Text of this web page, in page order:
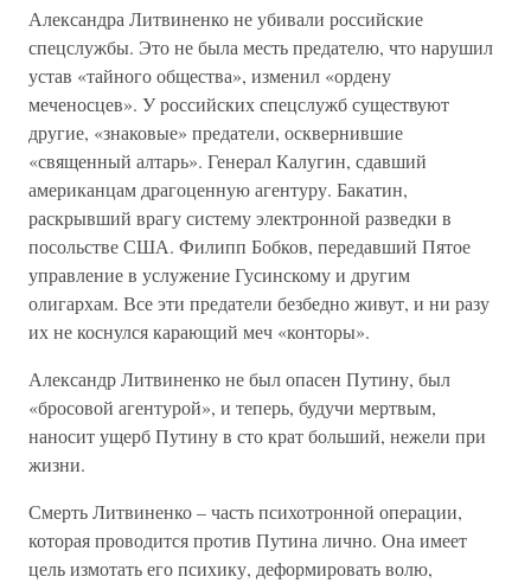
Александра Литвиненко не убивали российские
спецслужбы. Это не была месть предателю, что нарушил
устав «тайного общества», изменил «ордену
меченосцев». У российских спецслужб существуют
другие, «знаковые» предатели, осквернившие
«священный алтарь». Генерал Калугин, сдавший
американцам драгоценную агентуру. Бакатин,
раскрывший врагу систему электронной разведки в
посольстве США. Филипп Бобков, передавший Пятое
управление в услужение Гусинскому и другим
олигархам. Все эти предатели безбедно живут, и ни разу
их не коснулся карающий меч «конторы».
Александр Литвиненко не был опасен Путину, был
«бросовой агентурой», и теперь, будучи мертвым,
наносит ущерб Путину в сто крат больший, нежели при
жизни.
Смерть Литвиненко – часть психотронной операции,
которая проводится против Путина лично. Она имеет
цель измотать его психику, деформировать волю,